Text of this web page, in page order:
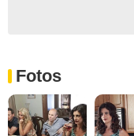
Fotos